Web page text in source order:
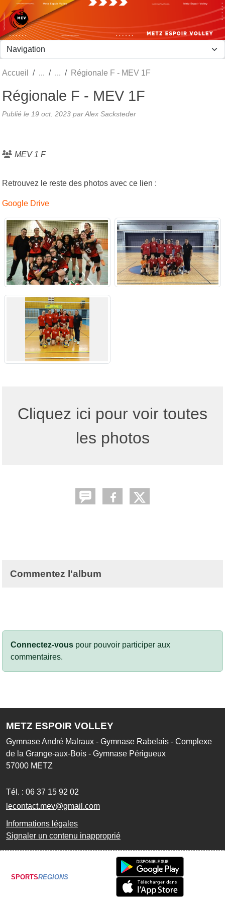
Accueil Régionale F - MEV 1F
Régionale F - MEV 1F
Publié le 19 oct. 2023 par Alex Sacksteder
MEV 1 F
Retrouvez le reste des photos avec ce lien :
Google Drive
Cliquez ici pour voir toutes
les photos
Commentez l'album
Connectez-vous pour pouvoir participer aux
commentaires.
METZ ESPOIR VOLLEY
Gymnase André Malraux - Gymnase Rabelais - Complexe
de la Grange-aux-Bois - Gymnase Périgueux
57000 METZ
Tél. : 06 37 15 92 02
lecontact.mev@gmail.com
Informations légales
Signaler un contenu inapproprié
SPORTSREGIONS
Panneau de gestion des cookies